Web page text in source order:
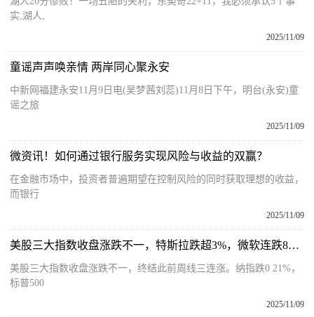
实,湖人,
2025/11/09
童谣声声唤亲情 两岸同心聚永安
中新网福建永安11月9日电(吴梦茜刘蕊)11月8日下午，明台(永安)童
谣之旅
2025/11/09
微资讯！如何通过银行服务实现风险与收益的双赢？
在金融市场中，投资者普遍期望在控制风险的同时获取理想的收益，
而银行
2025/11/09
美股三大指数收盘涨跌不一，特斯拉跌超3%，微软连跌8天 焦点速看
美股三大指数收盘涨跌不一，终结此前周线三连涨。纳指跌0 21%，
标普500
2025/11/09